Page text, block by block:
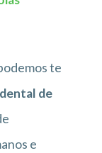
te
de
e